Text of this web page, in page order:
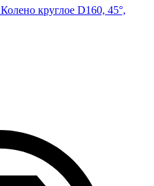
Колено круглое D160, 45°,